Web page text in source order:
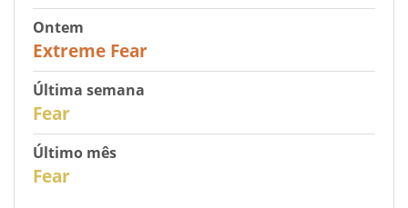
Ontem
Extreme Fear
Última semana
Fear
Último mês
Fear